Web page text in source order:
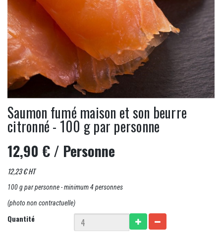
Saumon fumé maison et son beurre
citronné - 100 g par personne
12,90 €/ Personne
12,23 € HT
100 g par personne - minimum 4 personnes
(photo non contractuelle)
Quantité